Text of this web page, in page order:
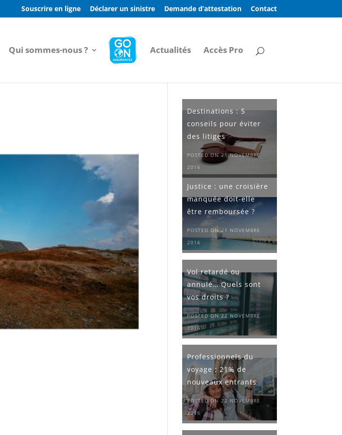
Souscrire en ligne Déclarer un sinistre Demande d’attestation Contact
Qui sommes-nous ? Actualités Accès Pro
Destinations : 5
conseils pour éviter
des litiges
POSTED ON 21 NOVEMBRE
2016
Justice : une croisière
manquée doit-elle
être remboursée ?
POSTED ON 21 NOVEMBRE
2016
Vol retardé ou
annulé… Quels sont
vos droits ?
POSTED ON 22 NOVEMBRE
2016
Professionnels du
voyage : 21% de
nouveaux entrants
POSTED ON 22 NOVEMBRE
2016